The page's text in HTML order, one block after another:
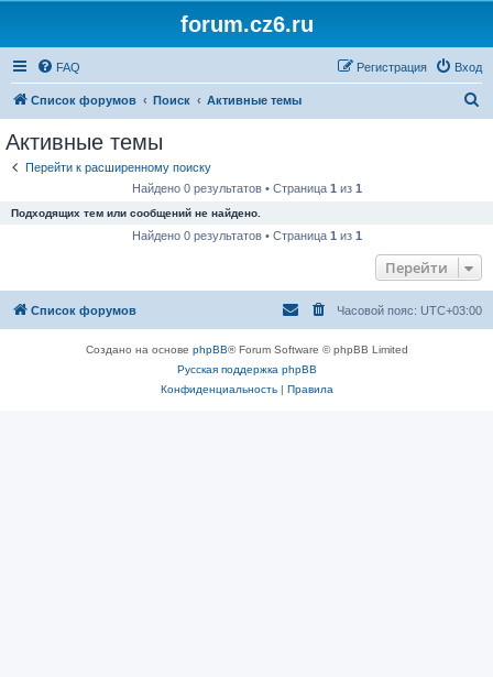
forum.cz6.ru
FAQ Вход
Регистрация
Список форумов Поиск Активные темы
Активные темы
Перейти к расширенному поиску
Найдено 0 результатов • Страница 1 из 1
Подходящих тем или сообщений не найдено.
Найдено 0 результатов • Страница 1 из 1
Перейти
Список форумов Часовой пояс: UTC+03:00
Создано на основе phpBB® Forum Software © phpBB Limited
Русская поддержка phpBB
Конфиденциальность| Правила